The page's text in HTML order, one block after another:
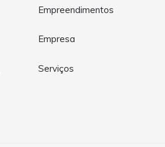
Empreendimentos
Empresa
Serviços